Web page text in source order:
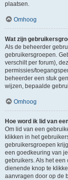
plaatsen.
Omhoog
Wat zijn
Als de beheerder
gebruikersgroepen.
verschilt per forum),
permissies/
beheerder een stuk
wijzen, bepaalde
Omhoog
Hoe word ik lid van
Om lid van een
klikken in het
gebruikersgroepen
een goedkeuring van
gebruikers. Als het
dienende knop te
aanvragen door op de